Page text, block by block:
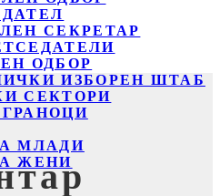
СЕКРЕТАР
ОДБОР
ИЗБОРЕН ШТАБ
СЕКТОРИ
МЛАДИ
ЖЕНИ